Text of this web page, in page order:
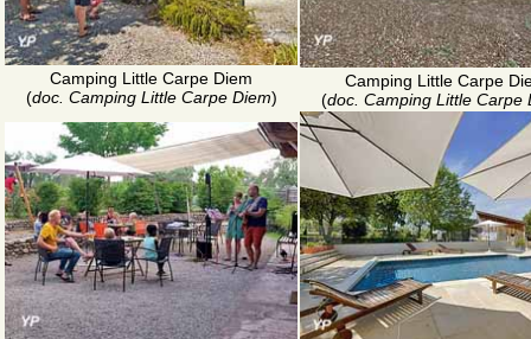
Camping Little Carpe Diem
(doc. Camping Little Carpe Diem)
Camping Little Carpe
(doc. Camping Little Carpe